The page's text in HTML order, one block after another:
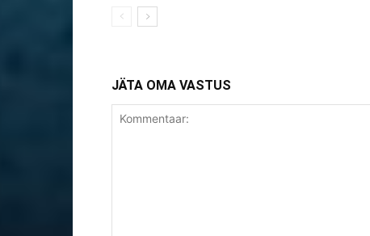
JÄTA OMA VASTUS